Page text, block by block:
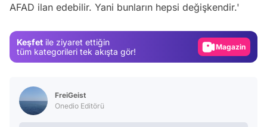
AFAD ilan edebilir. Yani bunların hepsi değişkendir.'
Keşfet ile ziyaret ettiğin
tüm kategorileri tek akışta gör!
Gündem
Magazin
Video
FreiGeist
Onedio Editörü